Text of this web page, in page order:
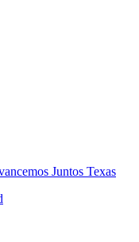
Juntos Texas